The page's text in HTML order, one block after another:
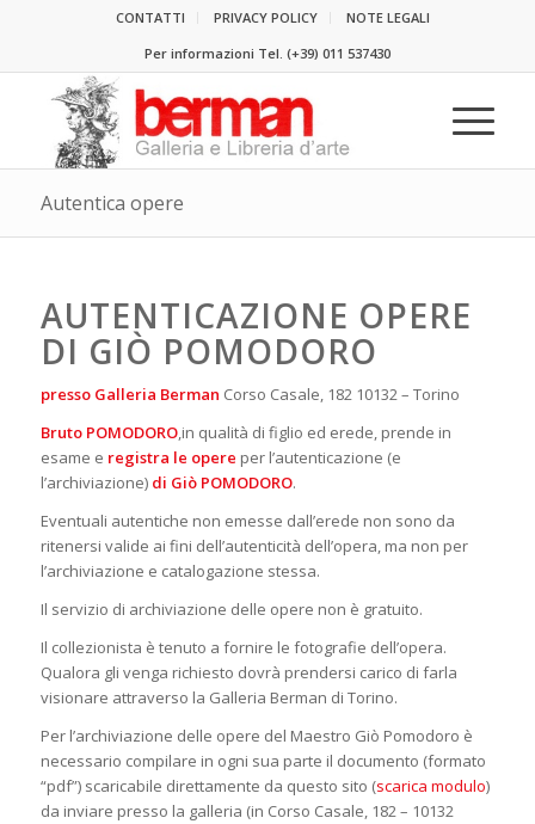
CONTATTI PRIVACY POLICY
NOTE LEGALI
Per informazioni Tel. (+39) 011 537430
Autentica opere
AUTENTICAZIONE OPERE
DI GIÒ POMODORO
presso Galleria Berman Corso Casale, 182 10132 – Torino
Bruto POMODORO,in qualità di figlio ed erede, prende in
esame e registra le opere per l’autenticazione (e
l’archiviazione) di Giò POMODORO.
Eventuali autentiche non emesse dall’erede non sono da
ritenersi valide ai fini dell’autenticità dell’opera, ma non per
l’archiviazione e catalogazione stessa.
Il servizio di archiviazione delle opere non è gratuito.
Il collezionista è tenuto a fornire le fotografie dell’opera.
Qualora gli venga richiesto dovrà prendersi carico di farla
visionare attraverso la Galleria Berman di Torino.
Per l’archiviazione delle opere del Maestro Giò Pomodoro è
necessario compilare in ogni sua parte il documento (formato
“pdf”) scaricabile direttamente da questo sito (scarica modulo)
da inviare presso la galleria (in Corso Casale, 182 – 10132